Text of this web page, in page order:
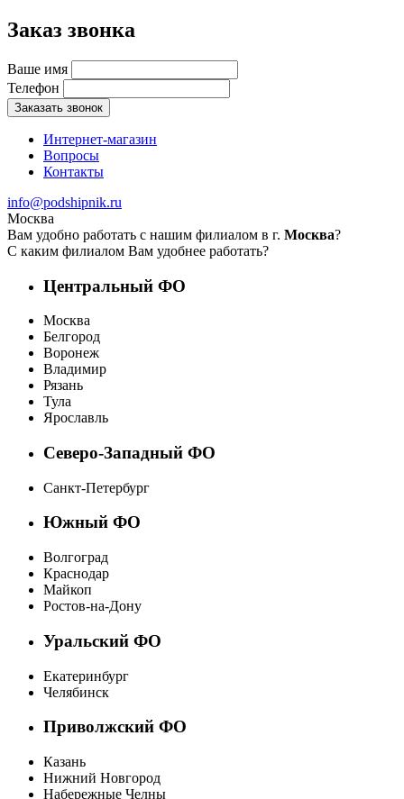
Заказ звонка
Ваше имя
Телефон
Заказать звонок
Интернет-магазин
Вопросы
Контакты
info@podshipnik.ru
Москва
Вам удобно работать с нашим филиалом в г. Москва?
С каким филиалом Вам удобнее работать?
Центральный ФО
Москва
Белгород
Воронеж
Владимир
Рязань
Тула
Ярославль
Северо-Западный ФО
Санкт-Петербург
Южный ФО
Волгоград
Краснодар
Майкоп
Ростов-на-Дону
Уральский ФО
Екатеринбург
Челябинск
Приволжский ФО
Казань
Нижний Новгород
Набережные Челны